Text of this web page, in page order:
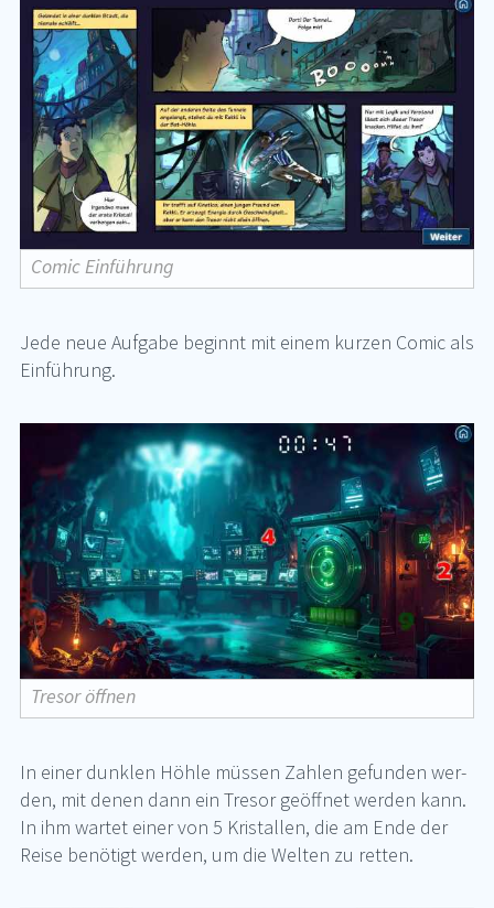
Comic Einführung
Jede neue Auf­ga­be be­ginnt mit ei­nem kur­zen Co­mic als
Ein­füh­rung.
Tresor öffnen
In ei­ner dunk­len Höh­le müs­sen Zah­len ge­fun­den wer­
den, mit de­nen dann ein Tre­sor ge­öff­net wer­den kann.
In ihm war­tet ei­ner von 5 Kris­tal­len, die am Ende der
Rei­se be­nö­tigt wer­den, um die Wel­ten zu ret­ten.